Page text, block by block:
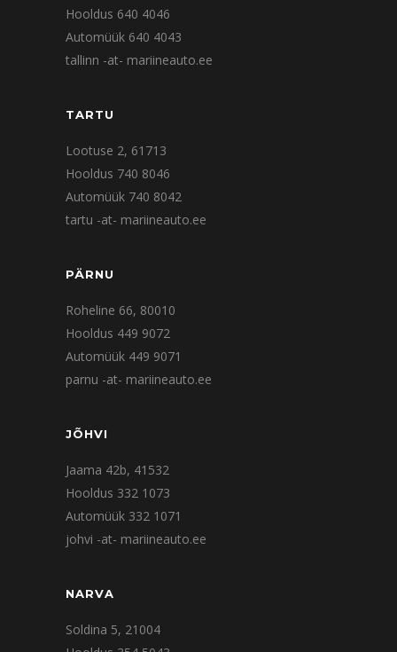
Hooldus 640 4046
Automüük 640 4043
tallinn -at- mariineauto.ee
TARTU
Lootuse 2, 61713
Hooldus 740 8046
Automüük 740 8042
tartu -at- mariineauto.ee
PÄRNU
Roheline 66, 80010
Hooldus 449 9072
Automüük 449 9071
parnu -at- mariineauto.ee
JÕHVI
Jaama 42b, 41532
Hooldus 332 1073
Automüük 332 1071
johvi -at- mariineauto.ee
NARVA
Soldina 5, 21004